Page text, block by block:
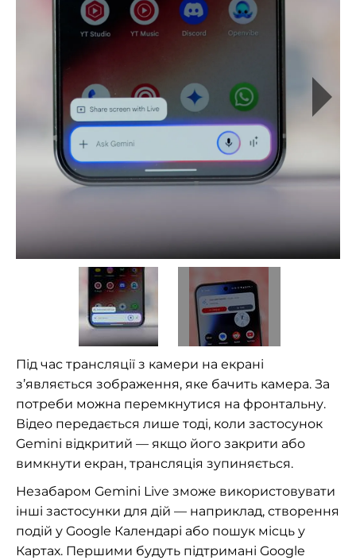
Під час трансляції з камери на екрані
з’являється зображення, яке бачить камера. За
потреби можна перемкнутися на фронтальну.
Відео передається лише тоді, коли застосунок
Gemini відкритий — якщо його закрити або
вимкнути екран, трансляція зупиняється.
Незабаром Gemini Live зможе використовувати
інші застосунки для дій — наприклад, створення
подій у Google Календарі або пошук місць у
Картах. Першими будуть підтримані Google